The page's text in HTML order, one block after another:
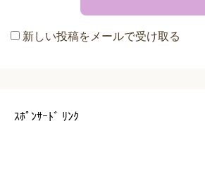
新しい投稿をメールで受け取る
ｽﾎﾟﾝｻｰﾄﾞ ﾘﾝｸ